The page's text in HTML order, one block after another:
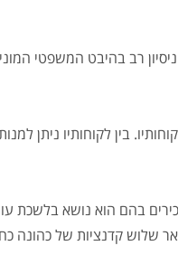
רב בהיבט המשפטי
בין לקוחותיו ניתן
בהם הוא נושא בלשכת
שלוש קדנציות של כהונה